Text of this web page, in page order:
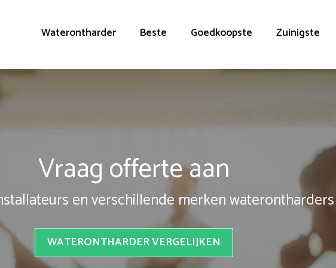
Waterontharder Beste Goedkoopste Zuinigste
Vraag offerte aan
en verschillende merken waterontharders
WATERONTHARDER VERGELIJKEN